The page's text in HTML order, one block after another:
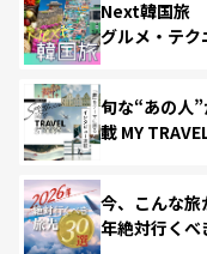
Next韓国旅
グルメ・テク
旬な“あの人
載 MY
今、こんな
年絶対行くべ